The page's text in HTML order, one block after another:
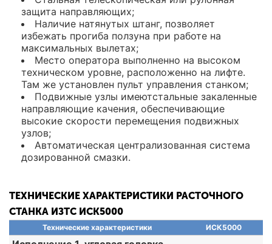
защита направляющих;
Наличие натянутых штанг, позволяет
избежать прогиба ползуна при работе на
максимальных вылетах;
Место оператора выполненно на высоком
техническом уровне, расположенно на лифте.
Там же установлен пульт управления станком;
Подвижные узлы имеютстальные закаленные
направляющие качения, обеспечивающие
высокие скорости перемещения подвижных
узлов;
Автоматическая централизованная система
дозированной смазки.
ТЕХНИЧЕСКИЕ ХАРАКТЕРИСТИКИ РАСТОЧНОГО
СТАНКА ИЗТС ИСК5000
Технические характеристики ИСК5000